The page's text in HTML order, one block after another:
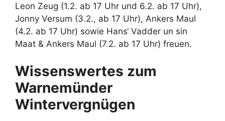
Leon Zeug (1.2. ab 17 Uhr und 6.2. ab 17 Uhr),
Jonny Versum (3.2., ab 17 Uhr), Ankers Maul
(4.2. ab 17 Uhr) sowie Hans‘ Vadder un sin
Maat & Ankers Maul (7.2. ab 17 Uhr) freuen.
Wissenswertes zum
Warnemünder
Wintervergnügen